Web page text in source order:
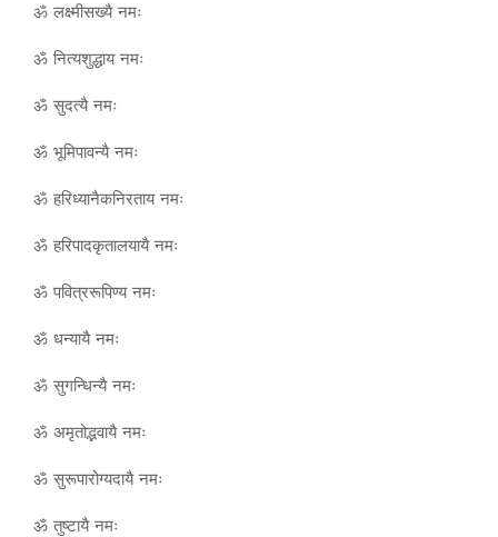
ॐ लक्ष्मीसख्यै नमः
ॐ नित्यशुद्धाय नमः
ॐ सुदत्यै नमः
ॐ भूमिपावन्यै नमः
ॐ हरिध्यानैकनिरताय नमः
ॐ हरिपादकृतालयायै नमः
ॐ पवित्ररूपिण्य नमः
ॐ धन्यायै नमः
ॐ सुगन्धिन्यै नमः
ॐ अमृतोद्भवायै नमः
ॐ सुरूपारोग्यदायै नमः
ॐ तुष्टायै नमः